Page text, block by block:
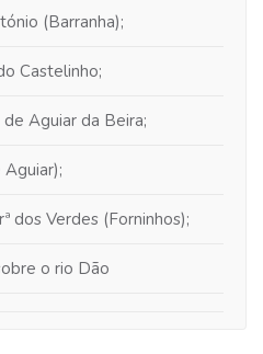
(Barranha);
Castelinho;
Aguiar da Beira;
dos Verdes (Forninhos);
o rio Dão